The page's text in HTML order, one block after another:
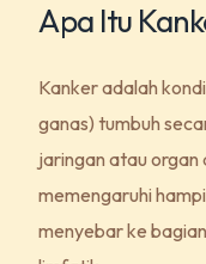
Apa Itu
Kanker adalah
ganas) tumbuh
jaringan atau organ
memengaruhi
menyebar ke